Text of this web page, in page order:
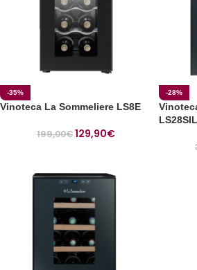
-35%
Vinoteca La Sommeliere LS8E
199,00€129,90€
-28%